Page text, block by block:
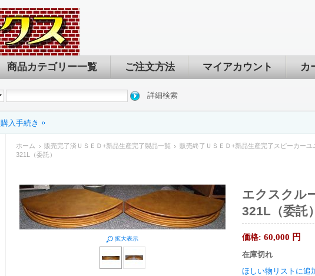
商品カテゴリー一覧 ご注文方法 マイアカウント カ
詳細検索
購入手続き
ホーム 販売完了済ＵＳＥＤ+新品生産完了製品一覧
販売終了ＵＳＥＤ+新品生産完了スピーカーユ
321L（委託）
拡大表示
エクスクル
321L（委託
価格: 60,000 円
在庫切れ
ほしい物リストに追